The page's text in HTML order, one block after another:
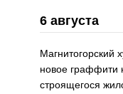
6 августа
Магнитогорский
новое граффити
строящегося